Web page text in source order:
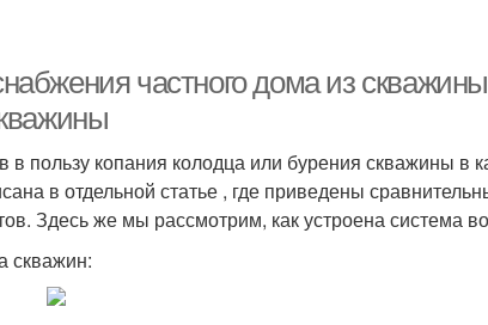
частного дома из
в пользу копания колодца или бурения скважины в
в отдельной статье , где приведены
Здесь же мы рассмотрим, как устроена система
скважин: